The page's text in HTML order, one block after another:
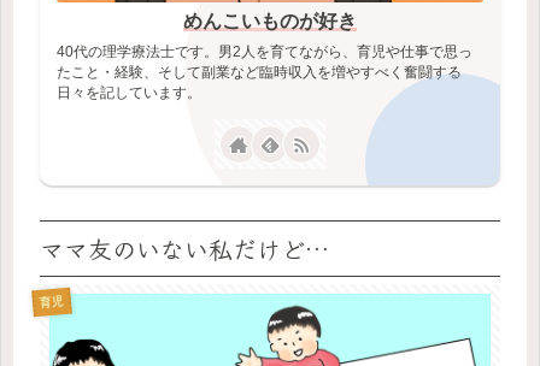
めんこいものが好き
40代の理学療法士です。男2人を育てながら、育児や仕事で思っ
たこと・経験、そして副業など臨時収入を増やすべく奮闘する
日々を記しています。
ママ友のいない私だけど…
育児